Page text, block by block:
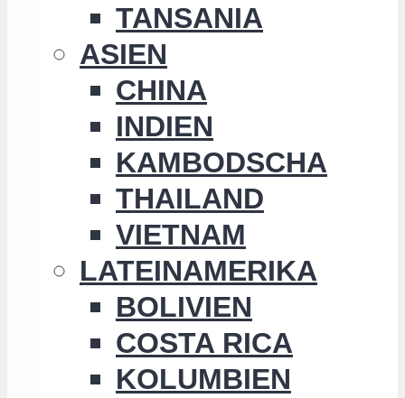
TANSANIA
ASIEN
CHINA
INDIEN
KAMBODSCHA
THAILAND
VIETNAM
LATEINAMERIKA
BOLIVIEN
COSTA RICA
KOLUMBIEN